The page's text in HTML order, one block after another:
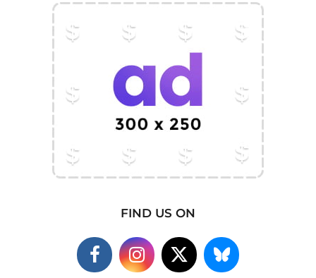
FIND US ON